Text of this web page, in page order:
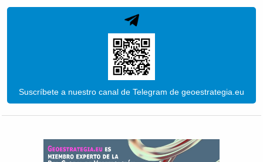
Suscríbete a nuestro canal de Telegram de geoestrategia.eu